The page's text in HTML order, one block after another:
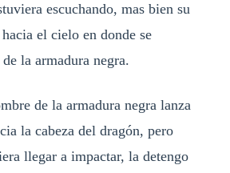
escuchando, mas bien su
el cielo en donde se
la armadura negra.
de la armadura negra lanza
la cabeza del dragón, pero
llegar a impactar, la detengo